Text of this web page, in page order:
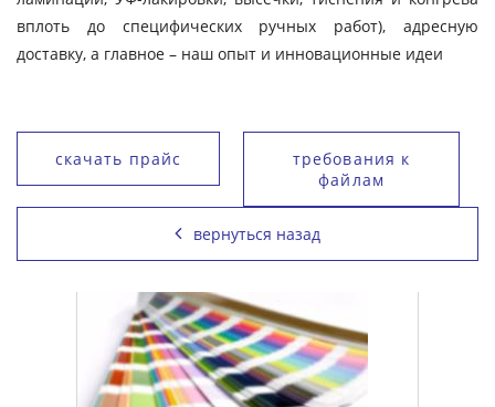
вплоть до специфических ручных работ), адресную
доставку, а главное – наш опыт и инновационные идеи
скачать прайс
требования к
файлам
вернуться назад